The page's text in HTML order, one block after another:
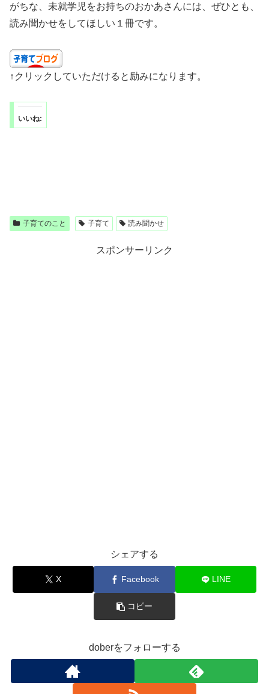
がちな、未就学児をお持ちのおかあさんには、ぜひとも、
読み聞かせをしてほしい１冊です。
↑クリックしていただけると励みになります。
いいね:
子育てのこと 子育て 読み聞かせ
スポンサーリンク
シェアする
X Facebook LINE
コピー
doberをフォローする